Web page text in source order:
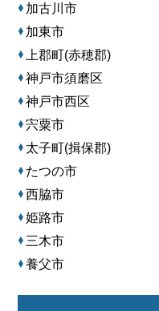
加古川市
加東市
上郡町(赤穂郡)
神戸市須磨区
神戸市西区
宍粟市
太子町(揖保郡)
たつの市
西脇市
姫路市
三木市
養父市